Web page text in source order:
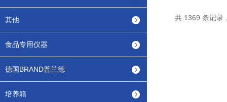
其他
食品专用仪器
德国BRAND普兰德
培养箱
共 1369 条记